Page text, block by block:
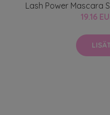
Lash Power Mascara
19.16